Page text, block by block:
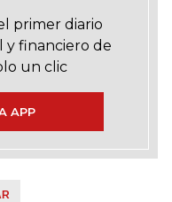
primer diario
y financiero de
un clic
APP